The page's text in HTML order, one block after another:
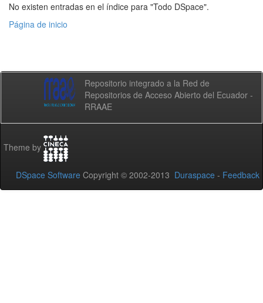
No existen entradas en el índice para "Todo DSpace".
Página de inicio
Repositorio integrado a la Red de
Repositorios de Acceso Abierto del Ecuador -
RRAAE
Theme by
DSpace Software Copyright © 2002-2013 Duraspace - Feedback